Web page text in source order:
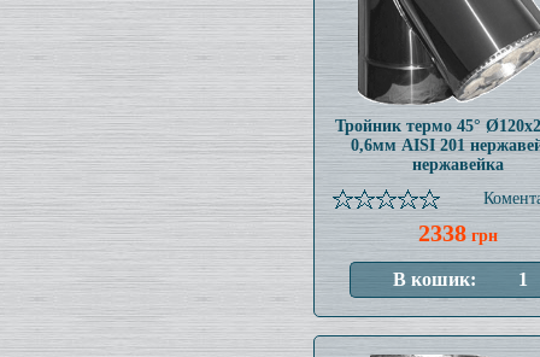
Тройник термо 45°
0,6мм AISI 201
нержавейка
2338 грн